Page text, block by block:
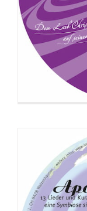
CD: